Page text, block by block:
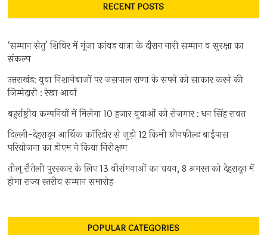
RECENT POSTS
‘सम्मान सेतु’ शिविर में गूंजा कांवड़ यात्रा के दौरान नारी सम्मान व सुरक्षा का
संकल्प
उत्तराखंड: युवा निशानेबाजों पर जसपाल राणा के सपने को साकार करने की
जिम्मेदारी : रेखा आर्या
बहुर्राष्ट्रीय कम्पनियों में मिलेगा 10 हजार युवाओं को रोजगार : धन सिंह रावत
दिल्ली-देहरादून आर्थिक कॉरिडोर से जुड़ी 12 किमी ग्रीनफील्ड बाईपास
परियोजना का डीएम ने किया निरीक्षण
तीलू रौतेली पुरस्कार के लिए 13 वीरांगनाओं का चयन, 8 अगस्त को देहरादून में
होगा राज्य स्तरीय सम्मान समारोह
POPULAR CATEGORIES